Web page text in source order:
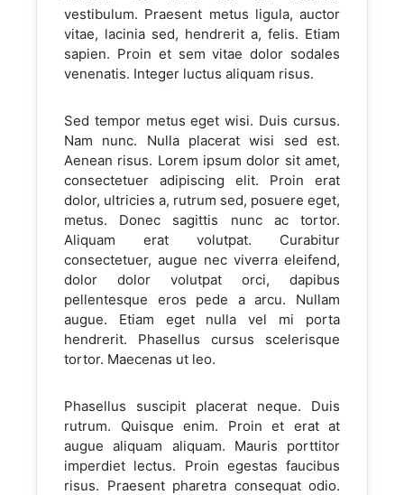
vestibulum. Praesent metus ligula, auctor
vitae, lacinia sed, hendrerit a, felis. Etiam
sapien. Proin et sem vitae dolor sodales
venenatis. Integer luctus aliquam risus.
Sed tempor metus eget wisi. Duis cursus.
Nam nunc. Nulla placerat wisi sed est.
Aenean risus. Lorem ipsum dolor sit amet,
consectetuer adipiscing elit. Proin erat
dolor, ultricies a, rutrum sed, posuere eget,
metus. Donec sagittis nunc ac tortor.
Aliquam erat volutpat. Curabitur
consectetuer, augue nec viverra eleifend,
dolor dolor volutpat orci, dapibus
pellentesque eros pede a arcu. Nullam
augue. Etiam eget nulla vel mi porta
hendrerit. Phasellus cursus scelerisque
tortor. Maecenas ut leo.
Phasellus suscipit placerat neque. Duis
rutrum. Quisque enim. Proin et erat at
augue aliquam aliquam. Mauris porttitor
imperdiet lectus. Proin egestas faucibus
risus. Praesent pharetra consequat odio.